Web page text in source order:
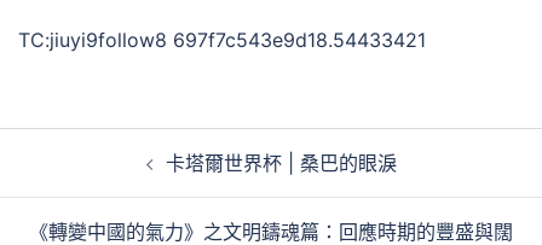
TC:jiuyi9follow8 697f7c543e9d18.54433421
卡塔爾世界杯 | 桑巴的眼淚
《轉變中國的氣力》之文明鑄魂篇：回應時期的豐盛與闊